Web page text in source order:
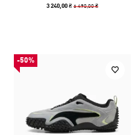
3 240,00 ₴6 490,00 ₴
-50%